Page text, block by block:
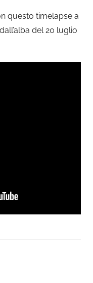
questo timelapse a
del 20 luglio